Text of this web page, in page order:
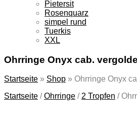
Pietersit
Rosenquarz
simpel rund
Tuerkis
XXL
Ohrringe Onyx cab.
Startseite » Shop » Ohrringe Onyx
Startseite /Ohrringe / 2 Tropfen /